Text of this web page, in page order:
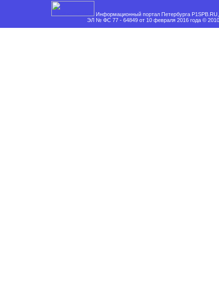
Информационный портал Петербурга
ЭЛ № ФС 77 - 64849 от 10 февраля 2016 года ©